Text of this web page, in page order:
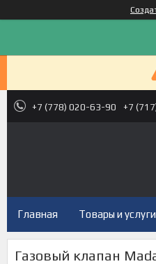
+7 (778) 020-63-90 +7
Главная Товары и услуги
Газовый клапан